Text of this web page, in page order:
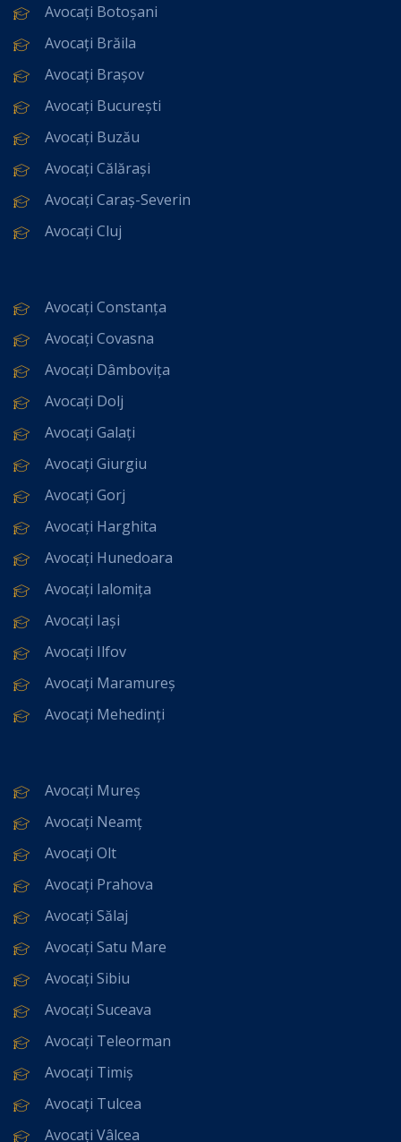
Avocați Botoșani
Avocați Brăila
Avocați Brașov
Avocați București
Avocați Buzău
Avocați Călărași
Avocați Caraș-Severin
Avocați Cluj
Avocați Constanța
Avocați Covasna
Avocați Dâmbovița
Avocați Dolj
Avocați Galați
Avocați Giurgiu
Avocați Gorj
Avocați Harghita
Avocați Hunedoara
Avocați Ialomița
Avocați Iași
Avocați Ilfov
Avocați Maramureș
Avocați Mehedinți
Avocați Mureș
Avocați Neamț
Avocați Olt
Avocați Prahova
Avocați Sălaj
Avocați Satu Mare
Avocați Sibiu
Avocați Suceava
Avocați Teleorman
Avocați Timiș
Avocați Tulcea
Avocați Vâlcea